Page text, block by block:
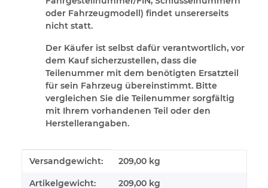
oder Fahrzeugmodell) findet unsererseits
nicht statt.
Der Käufer ist selbst dafür verantwortlich, vor
dem Kauf sicherzustellen, dass die
Teilenummer mit dem benötigten Ersatzteil
für sein Fahrzeug übereinstimmt. Bitte
vergleichen Sie die Teilenummer sorgfältig
mit Ihrem vorhandenen Teil oder den
Herstellerangaben.
Produkteigenschaft
Wert
Versandgewicht: 209,00 kg
Artikelgewicht: 209,00 kg